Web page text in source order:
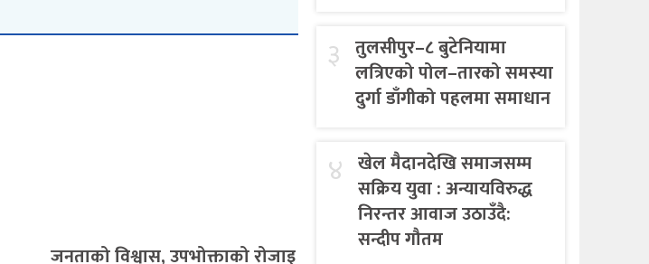
जनताको विश्वास, उपभोक्ताको रोजाइ
३ तुलसीपुर–८ बुटेनियामा
लत्रिएको पोल–तारको समस्या
दुर्गा डाँगीको पहलमा समाधान
४ खेल मैदानदेखि समाजसम्म
सक्रिय युवा : अन्यायविरुद्ध
निरन्तर आवाज उठाउँदै:
सन्दीप गौतम